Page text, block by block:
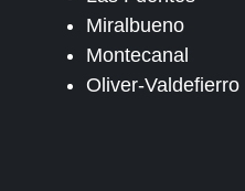
Miralbueno
Montecanal
Oliver-Valdefierro